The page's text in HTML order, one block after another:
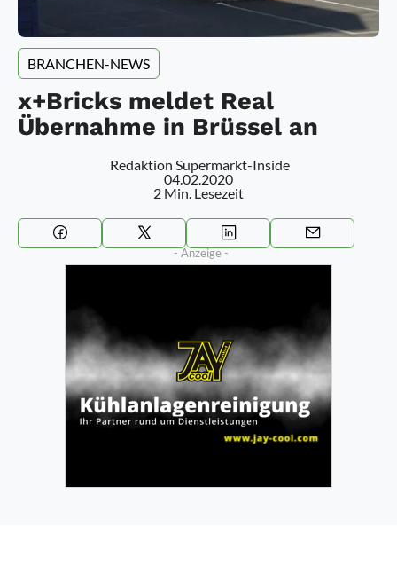
BRANCHEN-NEWS
x+Bricks meldet Real
Übernahme in Brüssel an
Redaktion Supermarkt-Inside
04.02.2020
2 Min. Lesezeit